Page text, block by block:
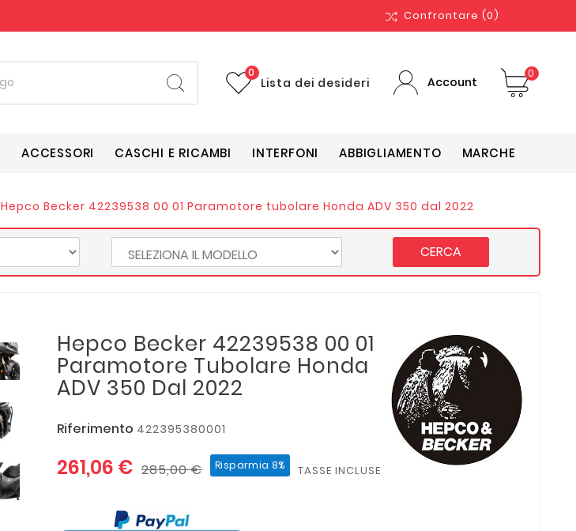
Confrontare (0)
Lista dei desideri
0
Account
0
ACCESSORI CASCHI E RICAMBI INTERFONI ABBIGLIAMENTO MARCHE
Hepco Becker 42239538 00 01 Paramotore tubolare Honda ADV 350 dal 2022
CERCA
Hepco Becker 42239538 00 01
Paramotore Tubolare Honda
ADV 350 Dal 2022
Riferimento 422395380001
261,06 € 285,00 € Risparmia 8% TASSE INCLUSE